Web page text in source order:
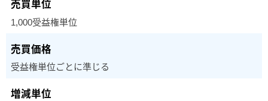
1,000受益権単位
受益権単位ごとに準じる